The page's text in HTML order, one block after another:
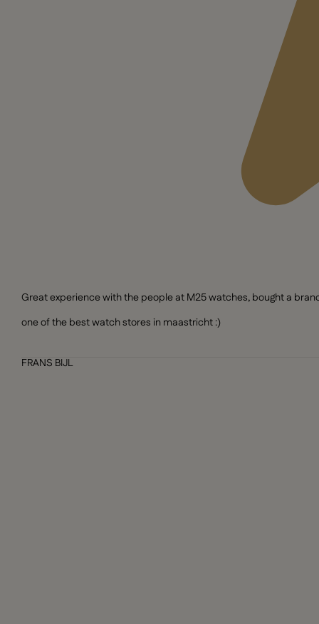
Great experience with the people at M25 watches, bought a
one of the best watch stores in maastricht :)
FRANS BIJL